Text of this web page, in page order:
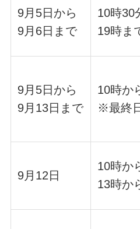
9月5日から
9月6日まで
10時30
19時ま
9月5日から
9月13日まで
10時か
※最終
9月12日
10時か
13時か